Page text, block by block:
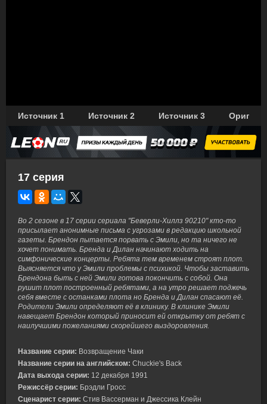
Источник 1 Источник 2 Источник 3
17 серия
Во 2 сезоне в 17 серии сериала "Беверли-Хиллз 90210" кто-то
присылает анонимные письма с угрозами в редакцию школьной
газеты. Брендон пытается порвать с Эмили, но та ничего не
хочет понимать. Бренда и Дилан начинают ходить на
симфонические концерты. Ребята тем временем строят плот.
Выясняется что у Эмили проблемы с психикой. Чтобы заставить
Брендона быть с ней Эмили готова покончить с собой. Она
рушит плот построенный ребятами, а на утро решает поджечь
себя вместе с останками плота но Бренда и Дилан спасают её.
Родители Эмили определяют её в клинику. В клинике Эмили
навещает Брендон который приносит ей открытку от ребят с
наилучшими пожеланиями скорейшего выздоровления.
Название серии: Возвращение Чаки
Название серии на английском: Chuckie's Back
Дата выхода серии: 12 декабря 1991
Режиссёр серии: Брэдли Гросс
Сценарист серии: Стив Вассерман и Джессика Клейн